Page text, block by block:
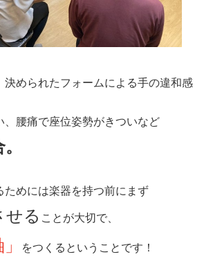
決められたフォームによる手の違和感
、腰痛で座位姿勢がきついなど
ためには楽器を持つ前にまず
せる ことが大切で、
をつくるということです！